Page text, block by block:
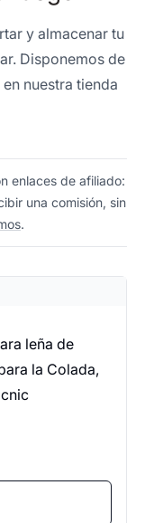
y almacenar tu
Disponemos de
en nuestra tienda
enlaces de afiliado:
una comisión, sin
.
leña de
la Colada,